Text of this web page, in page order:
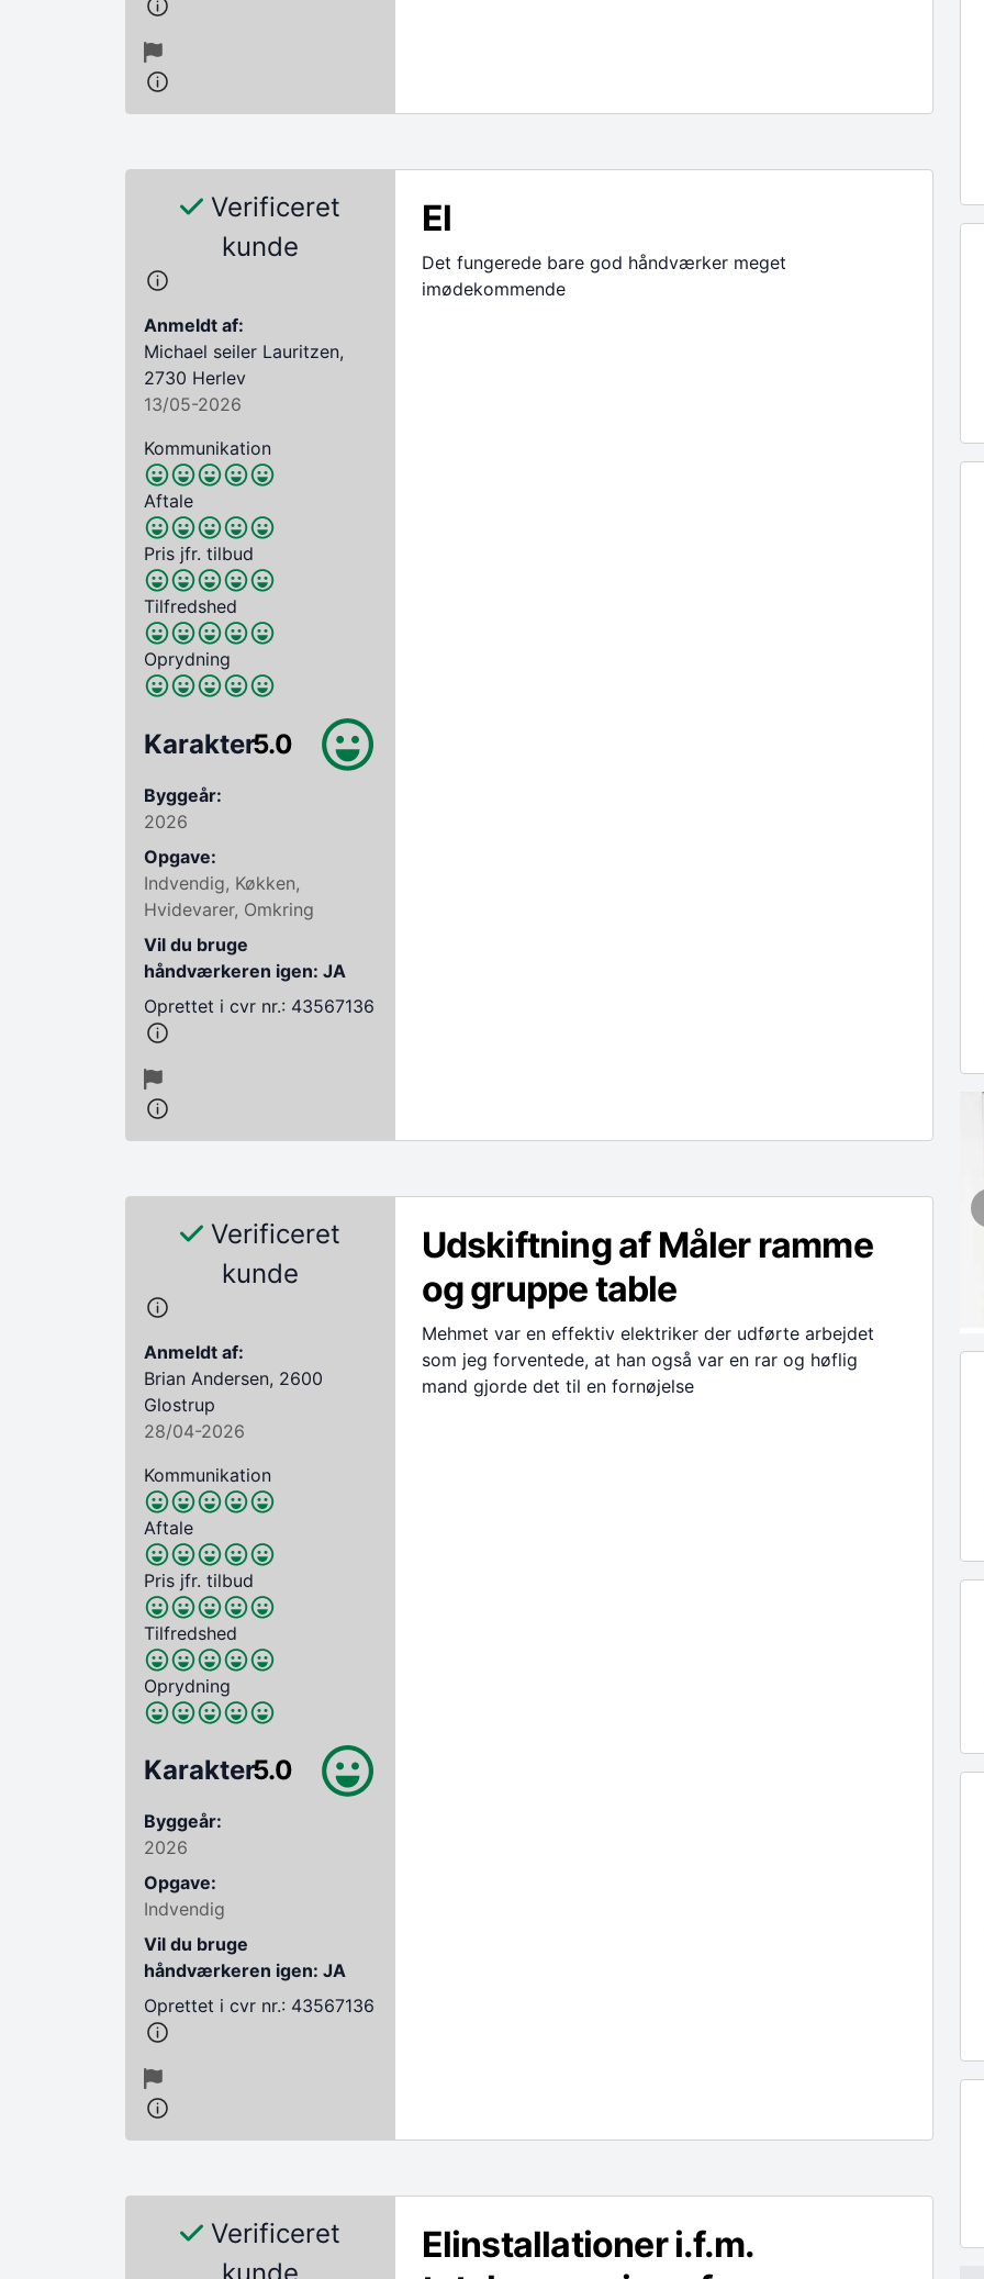
Verificeret
kunde
Anmeldt af:
Michael seiler Lauritzen,
2730 Herlev
13/05-2026
Kommunikation
Aftale
Pris jfr. tilbud
Tilfredshed
Oprydning
Karakter5.0
Byggeår:
2026
Opgave:
Indvendig, Køkken,
Hvidevarer, Omkring
Vil du bruge
håndværkeren igen: JA
Oprettet i cvr nr.: 43567136
El
Det fungerede bare god håndværker meget
imødekommende
Verificeret
kunde
Anmeldt af:
Brian Andersen, 2600
Glostrup
28/04-2026
Kommunikation
Aftale
Pris jfr. tilbud
Tilfredshed
Oprydning
Karakter5.0
Byggeår:
2026
Opgave:
Indvendig
Vil du bruge
håndværkeren igen: JA
Oprettet i cvr nr.: 43567136
Udskiftning af Måler ramme
og gruppe table
Mehmet var en effektiv elektriker der udførte arbejdet
som jeg forventede, at han også var en rar og høflig
mand gjorde det til en fornøjelse
Verificeret
Elinstallationer i.f.m.